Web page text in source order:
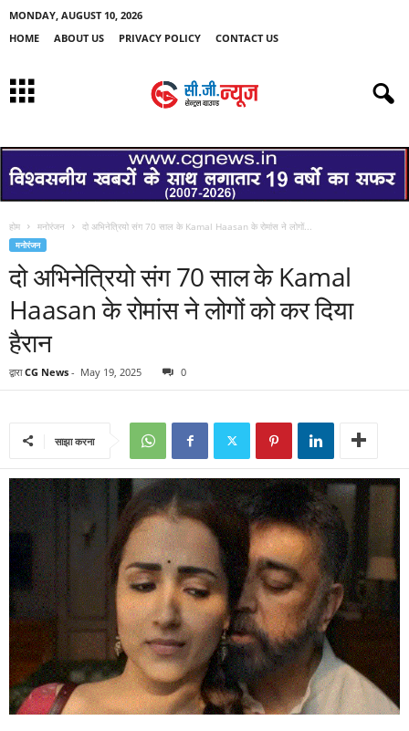
MONDAY, AUGUST 10, 2026
HOME
ABOUT US PRIVACY POLICY CONTACT US
होम मनोरंजन दो अभिनेत्रियो संग 70 साल के Kamal Haasan के रोमांस ने लोगों...
मनोरंजन
दो अभिनेत्रियो संग 70 साल के Kamal
Haasan के रोमांस ने लोगों को कर दिया
हैरान
द्वारा CG News - May 19, 2025 0
साझा करना